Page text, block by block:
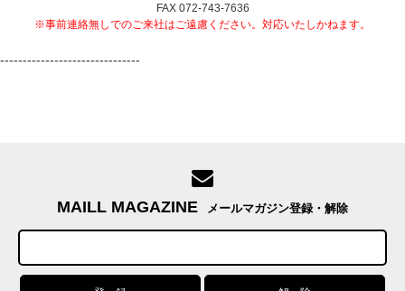
FAX 072-743-7636
※事前連絡無しでのご来社はご遠慮ください。対応いたしかねます。
-------------------------------
MAILL MAGAZINE メールマガジン登録・解除